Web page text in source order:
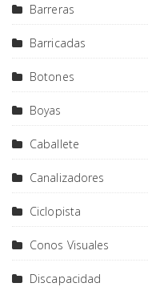
Barreras
Barricadas
Botones
Boyas
Caballete
Canalizadores
Ciclopista
Conos Visuales
Discapacidad